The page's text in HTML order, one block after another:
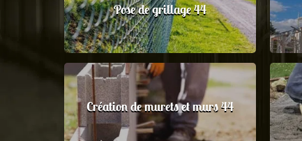
Pose de grillage 44
Création de murets et murs 44